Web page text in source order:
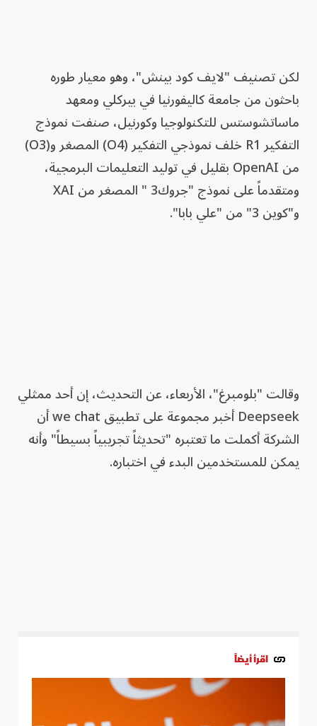
لكن تصنيف "لايف كود بينش"، وهو معيار طوره
باحثون من جامعة كاليفورنيا في بيركلي ومعهد
ماساتشوستس للتكنولوجيا وكورنيل، صنفت نموذج
التفكير R1 خلف نموذجي التفكير (O4) المصغر و(O3)
من OpenAI بقليل في توليد التعليمات البرمجية،
ومتقدماً على نموذج "جروك3 " المصغر من XAI
و"كوين 3" من "علي بابا".
وقالت "بلومبرغ"، الأربعاء، عن التحديث، إن أحد ممثلي
Deepseek أخبر مجموعة على تطبيق we chat أن
الشركة أكملت ما تعتبره "تحديثاً تجريبياً بسيطاً" وأنه
يمكن للمستخدمين البدء في اختباره.
اقرأ أيضاً